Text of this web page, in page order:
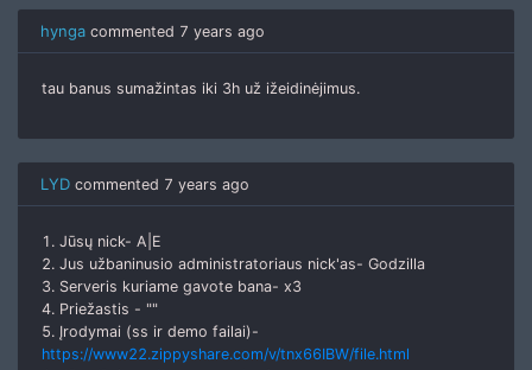
hynga commented 7 years ago
tau banus sumažintas iki 3h už ižeidinėjimus.
LYD commented 7 years ago
1. Jūsų nick- A|E
2. Jus užbaninusio administratoriaus nick'as- Godzilla
3. Serveris kuriame gavote bana- x3
4. Priežastis - ""
5. Įrodymai (ss ir demo failai)-
https://www22.zippyshare.com/v/tnx66IBW/file.html